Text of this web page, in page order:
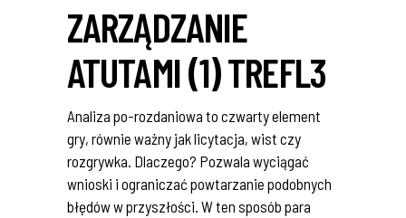
ZARZĄDZANIE
ATUTAMI (1) TREFL3
Analiza po-rozdaniowa to czwarty element
gry, równie ważny jak licytacja, wist czy
rozgrywka. Dlaczego? Pozwala wyciągać
wnioski i ograniczać powtarzanie podobnych
błędów w przyszłości. W ten sposób para